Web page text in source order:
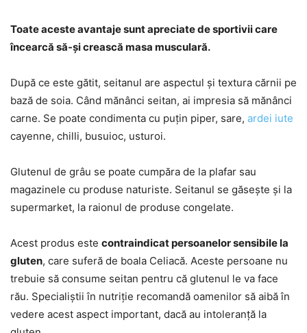
Toate aceste avantaje sunt apreciate de sportivii care
încearcă să-și crească masa musculară.
După ce este gătit, seitanul are aspectul și textura cărnii pe
bază de soia. Când mănânci seitan, ai impresia să mănânci
carne. Se poate condimenta cu puțin piper, sare, ardei iute
cayenne, chilli, busuioc, usturoi.
Glutenul de grâu se poate cumpăra de la plafar sau
magazinele cu produse naturiste. Seitanul se găsește și la
supermarket, la raionul de produse congelate.
Acest produs este contraindicat persoanelor sensibile la
gluten, care suferă de boala Celiacă. Aceste persoane nu
trebuie să consume seitan pentru că glutenul le va face
rău. Specialiștii în nutriție recomandă oamenilor să aibă în
vedere acest aspect important, dacă au intoleranță la